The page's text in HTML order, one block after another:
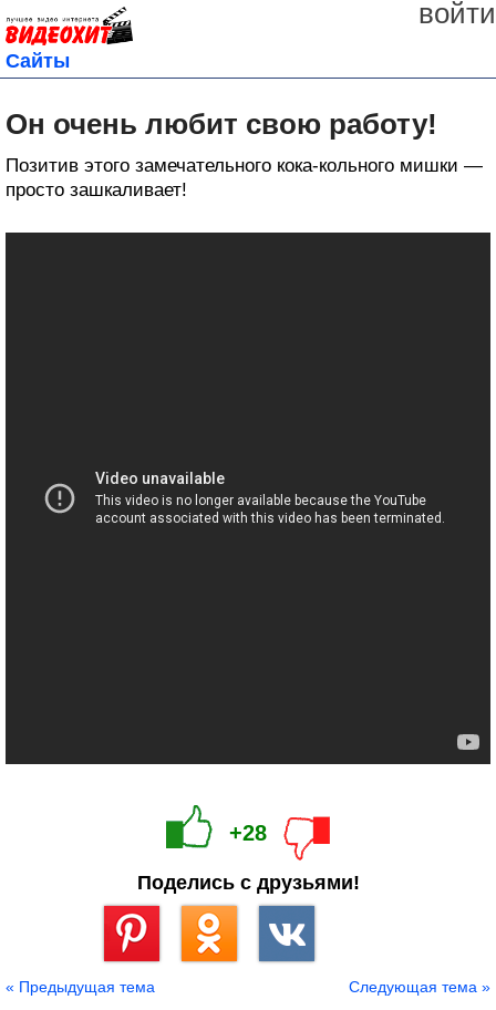
войти
Сайты
Он очень любит свою работу!
Позитив этого замечательного кока-кольного мишки —
просто зашкаливает!
+28
Поделись с друзьями!
« Предыдущая тема Следующая тема »